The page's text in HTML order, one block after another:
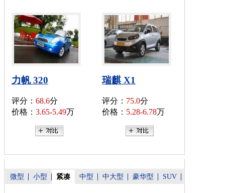
力帆 320
评分： 68.6分
价格： 3.65-5.49万
瑞麒 X1
评分： 75.0分
价格： 5.28-6.78万
微型 小型 紧凑 中型 中大型 豪华型 SUV